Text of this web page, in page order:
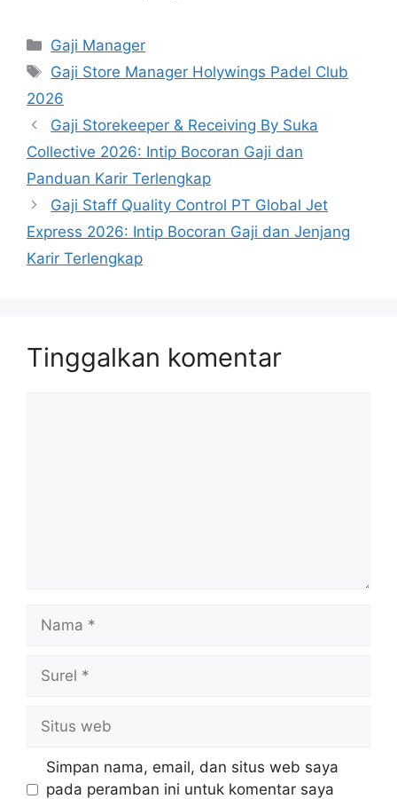
Kategori
Gaji Manager
Tag
Gaji Store Manager Holywings Padel Club
2026
Gaji Storekeeper & Receiving By Suka
Collective 2026: Intip Bocoran Gaji dan
Panduan Karir Terlengkap
Gaji Staff Quality Control PT Global Jet
Express 2026: Intip Bocoran Gaji dan Jenjang
Karir Terlengkap
Tinggalkan komentar
web
Simpan nama, email, dan situs web saya
pada peramban ini untuk komentar saya